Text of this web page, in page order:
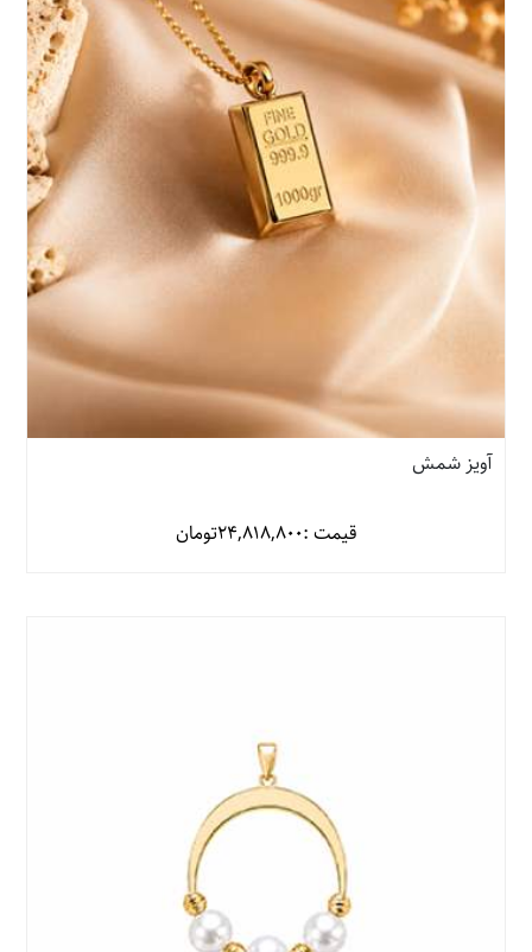
آویز شمش
قیمت :24,818,800تومان